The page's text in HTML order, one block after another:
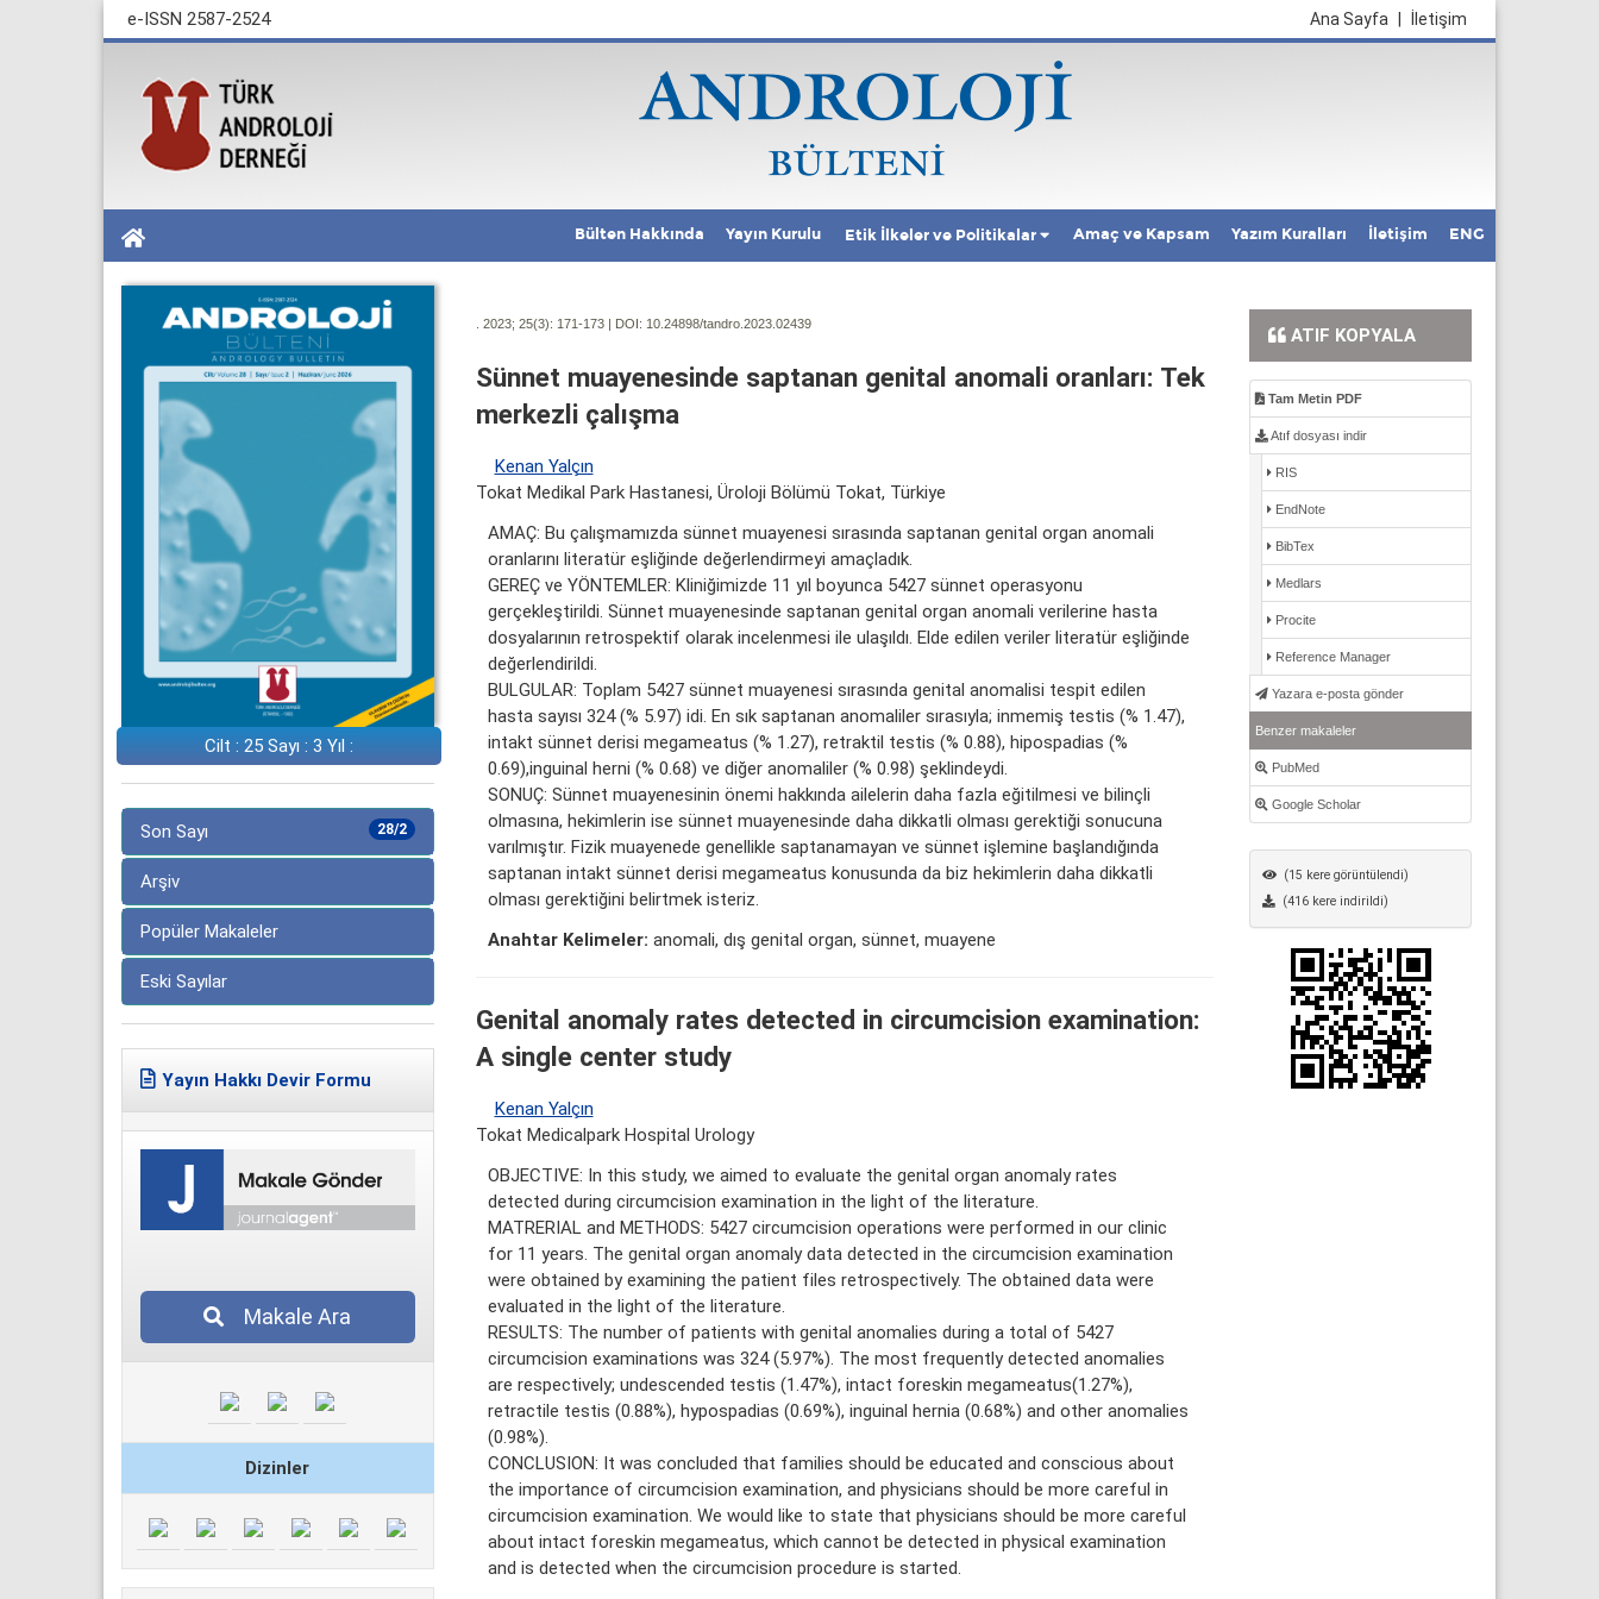
e-ISSN 2587-2524 İletişim
Ana Sayfa
Bülten Hakkında Yayın Kurulu Etik İlkeler ve Politikalar Amaç ve Kapsam Yazım Kuralları İletişim ENG
Cilt : 25 Sayı : 3 Yıl :
28/2
Son Sayı
Arşiv
Popüler Makaleler
Eski Sayılar
Yayın Hakkı Devir Formu
Makale Ara
Dizinler
. 2023; 25(3): 171-173 | DOI: 10.24898/tandro.2023.02439
Sünnet muayenesinde saptanan genital anomali oranları: Tek
merkezli çalışma
Kenan Yalçın
Tokat Medikal Park Hastanesi, Üroloji Bölümü Tokat, Türkiye
AMAÇ: Bu çalışmamızda sünnet muayenesi sırasında saptanan genital organ anomali
oranlarını literatür eşliğinde değerlendirmeyi amaçladık.
GEREÇ ve YÖNTEMLER: Kliniğimizde 11 yıl boyunca 5427 sünnet operasyonu
gerçekleştirildi. Sünnet muayenesinde saptanan genital organ anomali verilerine hasta
dosyalarının retrospektif olarak incelenmesi ile ulaşıldı. Elde edilen veriler literatür eşliğinde
değerlendirildi.
BULGULAR: Toplam 5427 sünnet muayenesi sırasında genital anomalisi tespit edilen
hasta sayısı 324 (% 5.97) idi. En sık saptanan anomaliler sırasıyla; inmemiş testis (% 1.47),
intakt sünnet derisi megameatus (% 1.27), retraktil testis (% 0.88), hipospadias (%
0.69),inguinal herni (% 0.68) ve diğer anomaliler (% 0.98) şeklindeydi.
SONUÇ: Sünnet muayenesinin önemi hakkında ailelerin daha fazla eğitilmesi ve bilinçli
olmasına, hekimlerin ise sünnet muayenesinde daha dikkatli olması gerektiği sonucuna
varılmıştır. Fizik muayenede genellikle saptanamayan ve sünnet işlemine başlandığında
saptanan intakt sünnet derisi megameatus konusunda da biz hekimlerin daha dikkatli
olması gerektiğini belirtmek isteriz.
Anahtar Kelimeler: anomali, dış genital organ, sünnet, muayene
Genital anomaly rates detected in circumcision examination:
A single center study
Kenan Yalçın
Tokat Medicalpark Hospital Urology
OBJECTIVE: In this study, we aimed to evaluate the genital organ anomaly rates
detected during circumcision examination in the light of the literature.
MATRERIAL and METHODS: 5427 circumcision operations were performed in our clinic
for 11 years. The genital organ anomaly data detected in the circumcision examination
were obtained by examining the patient files retrospectively. The obtained data were
evaluated in the light of the literature.
RESULTS: The number of patients with genital anomalies during a total of 5427
circumcision examinations was 324 (5.97%). The most frequently detected anomalies
are respectively; undescended testis (1.47%), intact foreskin megameatus(1.27%),
retractile testis (0.88%), hypospadias (0.69%), inguinal hernia (0.68%) and other anomalies
(0.98%).
CONCLUSION: It was concluded that families should be educated and conscious about
the importance of circumcision examination, and physicians should be more careful in
circumcision examination. We would like to state that physicians should be more careful
about intact foreskin megameatus, which cannot be detected in physical examination
and is detected when the circumcision procedure is started.
ATIF KOPYALA
Tam Metin PDF
Atıf dosyası indir
RIS
EndNote
BibTex
Medlars
Procite
Reference Manager
Yazara e-posta gönder
Benzer makaleler
PubMed
Google Scholar
(15 kere görüntülendi)
(416 kere indirildi)